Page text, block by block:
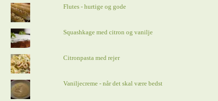
Flutes - hurtige og gode
Squashkage med citron og vanilje
Citronpasta med rejer
Vaniljecreme - når det skal være bedst